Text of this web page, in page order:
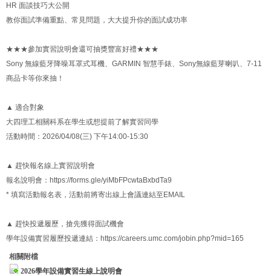
HR 面談技巧大公開
教你面試準備重點、常見問題，大大提升你的面試成功率
★★★參加實習說明會還可抽獎豐富好禮★★★
Sony 無線藍牙降噪耳罩式耳機、GARMIN 智慧手錶、Sony無線藍芽喇叭、7-11
商品卡等你來抽！
▲ 適合對象
大四理工相關科系在學生或想提前了解實習同學
活動時間：2026/04/08(三) 下午14:00-15:30
▲ 趕快報名線上實習說明會
報名說明會：https://forms.gle/yiMbFPcwtaBxbdTa9
* 填寫活動報名表，活動前將寄出線上會議連結至EMAIL
▲ 趕快投遞履歷，搶先獲得面試機會
學年設備實習履歷投遞連結：https://careers.umc.com/jobin.php?mid=165
相關附檔
2026學年設備實習生線上說明會